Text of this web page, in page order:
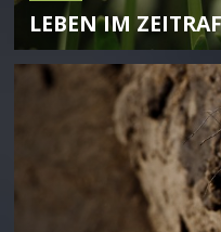
LEBEN IM